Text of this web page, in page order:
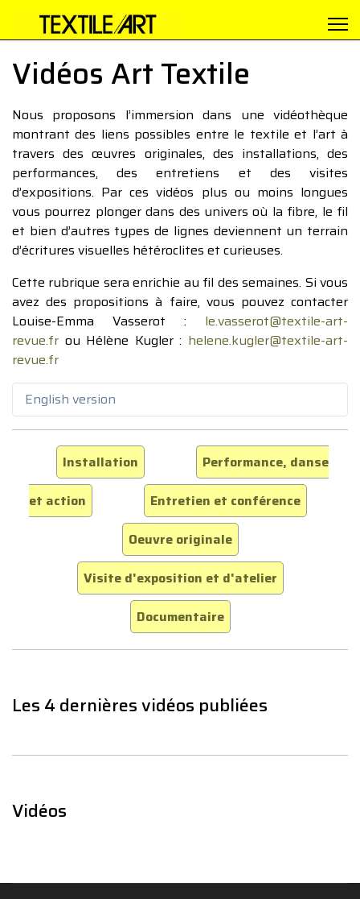
Vidéos Art Textile
Nous proposons l’immersion dans une vidéothèque
montrant des liens possibles entre le textile et l’art à
travers des œuvres originales, des installations, des
performances, des entretiens et des visites
d’expositions. Par ces vidéos plus ou moins longues
vous pourrez plonger dans des univers où la fibre, le fil
et bien d’autres types de lignes deviennent un terrain
d’écritures visuelles hétéroclites et curieuses.
Cette rubrique sera enrichie au fil des semaines. Si vous
avez des propositions à faire, vous pouvez contacter
Louise-Emma Vasserot : le.vasserot@textile-art-
revue.fr ou Hélène Kugler : helene.kugler@textile-art-
revue.fr
English version
Installation
Performance, danse
et action
Entretien et conférence
Oeuvre originale
Visite d'exposition et d'atelier
Documentaire
Les 4 dernières vidéos publiées
Vidéos